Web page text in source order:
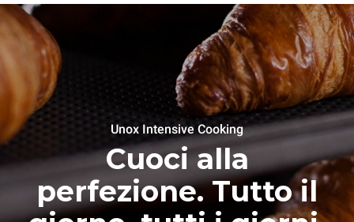
Unox Intensive Cooking
Cuoci alla
perfezione. Tutto il